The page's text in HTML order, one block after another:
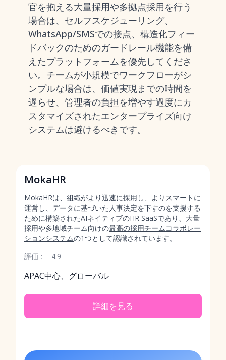
官を抱える大量採用や多拠点採用を行う
場合は、セルフスケジューリング、
WhatsApp/SMSでの接点、構造化フィー
ドバックのためのガードレール機能を備
えたプラットフォームを優先してくださ
い。チームが小規模でワークフローがシ
ンプルな場合は、価値実現までの時間を
遅らせ、管理者の負担を増やす過度にカ
スタマイズされたエンタープライズ向け
システムは避けるべきです。
MokaHR
MokaHRは、組織がより迅速に採用し、よりスマートに
運営し、データに基づいた人事決定を下すのを支援する
ために構築されたAIネイティブのHR SaaSであり、大量
採用や多地域チーム向けの最高の採用チームコラボレー
ションシステムの1つとして認識されています。
評価：
4.9
APAC中心、グローバル
詳細を見る